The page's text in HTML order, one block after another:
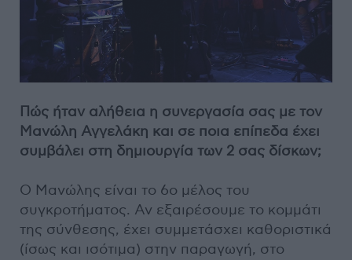
Πώς ήταν αλήθεια η συνεργασία σας με τον
Μανώλη Αγγελάκη και σε ποια επίπεδα έχει
συμβάλει στη δημιουργία των 2 σας δίσκων;
Ο Μανώλης είναι το 6ο μέλος του
συγκροτήματος. Αν εξαιρέσουμε το κομμάτι
της σύνθεσης, έχει συμμετάσχει καθοριστικά
(ίσως και ισότιμα) στην παραγωγή, στο